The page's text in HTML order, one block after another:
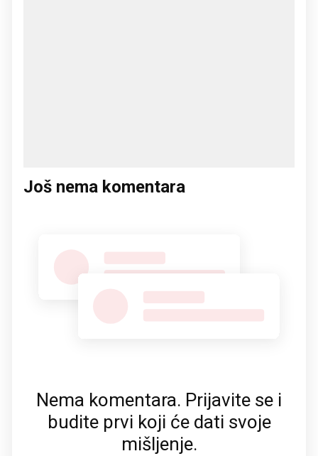
Još nema komentara
Nema komentara. Prijavite se i
budite prvi koji će dati svoje
mišljenje.